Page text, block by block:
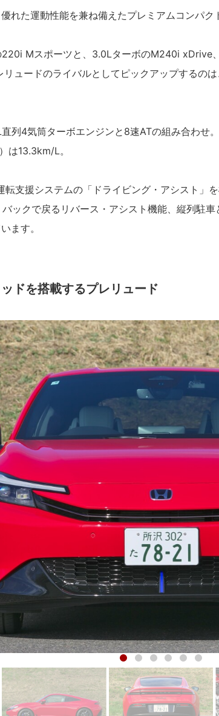
れた運動性能を兼ね備えたプレミアムコンパク
Mスポーツと、3.0LターボのM240i xDrive
ュードのライバルとしてピックアップするのは
列4気筒ターボエンジンと8速ATの組み合わせ
は13.3km/L。
転支援システムの「ドライビング・アシスト」
ックで戻るリバース・アシスト機能、縦列駐
ます。
ドを搭載するプレリュード